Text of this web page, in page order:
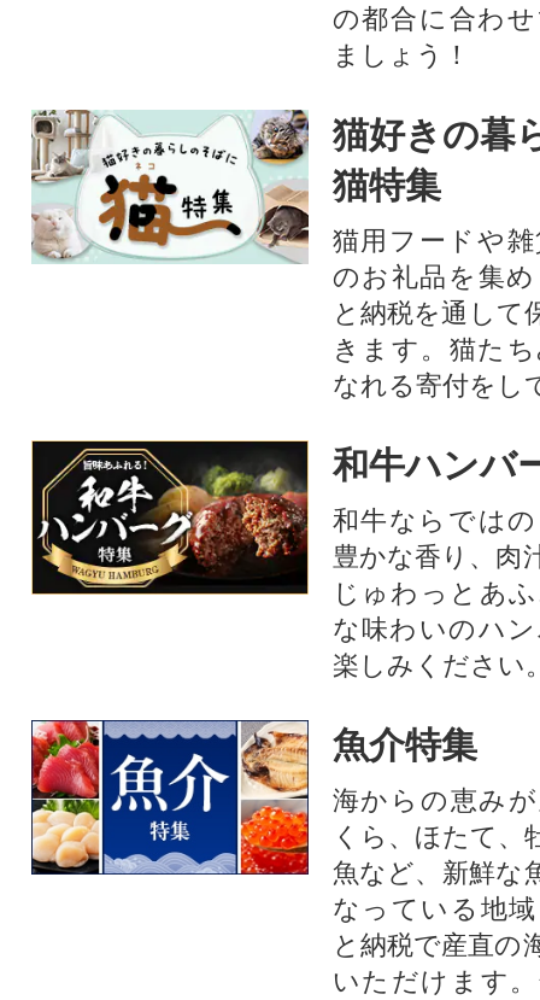
の都合に合わ
ましょう！
猫好きの暮
猫特集
猫用フードや
のお礼品を集
と納税を通して
きます。猫た
なれる寄付をし
和牛ハンバ
和牛ならでは
豊かな香り、肉
じゅわっとあ
な味わいのハ
楽しみください
魚介特集
海からの恵み
くら、ほたて、
魚など、新鮮な
なっている地
と納税で産直の
いただけます